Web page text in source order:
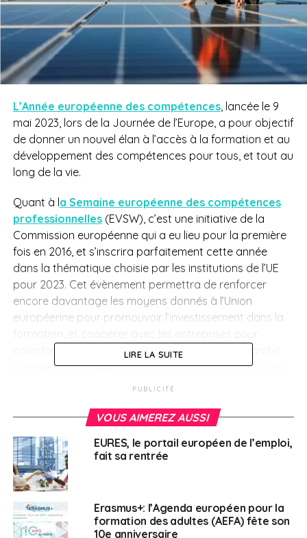
L’Année européenne des compétences, lancée le 9
mai 2023, lors de la Journée de l’Europe, a pour objectif
de donner un nouvel élan à l’accès à la formation et au
développement des compétences pour tous, et tout au
long de la vie.
Quant à la Semaine européenne des compétences
professionnelles(EVSW), c’est une initiative de la
Commission européenne qui a eu lieu pour la première
fois en 2016, et s’inscrira parfaitement cette année
dans la thématique choisie par les institutions de l’UE
pour 2023. Cet évènement permettra de renforcer
encore davantage les moyens donnés à l’Union
européenne pour promouvoir l’investissement dans la
coordonner les besoins de formation avec le marché
du travail, afin d’apporter de nouvellescompétences
au sein de l’UE et réduire les pénuries de main-d’oeuvre,
mobilité.
Programme des
événements clés de la
semaineeuropéenne
LIRE LA SUITE
PUBLICITÉ
VOUS AIMEREZ AUSSI
EURES, le portail européen de l’emploi,
fait sa rentrée
Erasmus+: l’Agenda européen pour la
formation des adultes (AEFA) fête son
10e anniversaire